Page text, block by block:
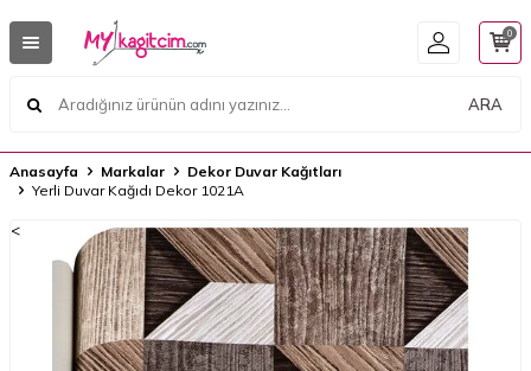
ARA
0
Anasayfa Markalar
Dekor Duvar Kağıtları
Yerli Duvar Kağıdı Dekor 1021A
<